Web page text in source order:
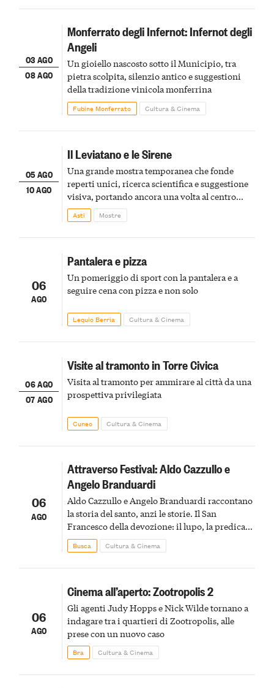
03 AGO
08 AGO
Monferrato degli Infernot: Infernot degli
Angeli
Un gioiello nascosto sotto il Municipio, tra
pietra scolpita, silenzio antico e suggestioni
della tradizione vinicola monferrina
Fubine Monferrato Cultura & Cinema
05 AGO
10 AGO
Il Leviatano e le Sirene
Una grande mostra temporanea che fonde
reperti unici, ricerca scientifica e suggestione
visiva, portando ancora una volta al centro
della scena le meraviglie del passato astigiano
Asti Mostre
06
AGO
Pantalera e pizza
Un pomeriggio di sport con la pantalera e a
seguire cena con pizza e non solo
Lequio Berria Cultura & Cinema
06 AGO
07 AGO
Visite al tramonto in Torre Civica
Visita al tramonto per ammirare al città da una
prospettiva privilegiata
Cuneo Cultura & Cinema
06
AGO
Attraverso Festival: Aldo Cazzullo e
Angelo Branduardi
Aldo Cazzullo e Angelo Branduardi raccontano
la storia del santo, anzi le storie. Il San
Francesco della devozione: il lupo, la predica
agli uccelli, le stimmate
Busca Cultura & Cinema
06
AGO
Cinema all’aperto: Zootropolis 2
Gli agenti Judy Hopps e Nick Wilde tornano a
indagare tra i quartieri di Zootropolis, alle
prese con un nuovo caso
Bra Cultura & Cinema